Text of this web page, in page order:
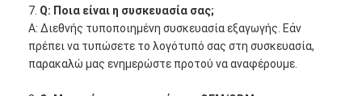
7. Q: Ποια είναι η συσκευασία σας;
Α: Διεθνής τυποποιημένη συσκευασία εξαγωγής. Εάν
πρέπει να τυπώσετε το λογότυπό σας στη συσκευασία,
παρακαλώ μας ενημερώστε προτού να αναφέρουμε.